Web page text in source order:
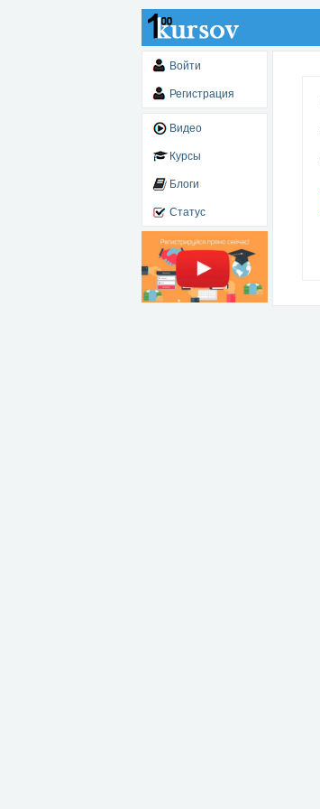
Войти
Регистрация
Видео
Курсы
Блоги
Статус